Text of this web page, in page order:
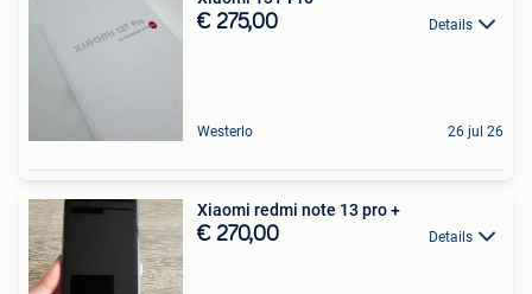
€ 275,00 Details
Westerlo 26 jul 26
Xiaomi redmi note 13 pro +
€ 270,00 Details